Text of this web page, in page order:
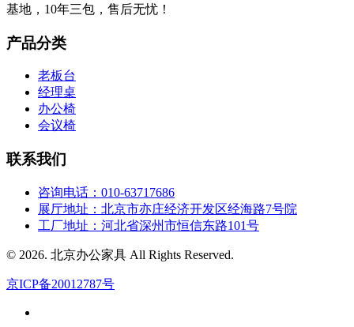
基地，10年三包，售后无忧！
产品分类
老板台
经理桌
办公椅
会议椅
联系我们
咨询电话：010-63717686
展厅地址：北京市亦庄经济开发区经海路7号院
工厂地址：河北省深州市恒信东路101号
© 2026. 北京办公家具 All Rights Reserved.
京ICP备20012787号